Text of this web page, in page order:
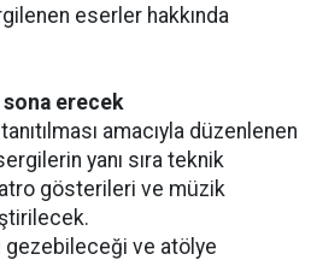
eserler hakkında
erecek
amacıyla düzenlenen
yanı sıra teknik
gösterileri ve müzik
gezebileceği ve atölye